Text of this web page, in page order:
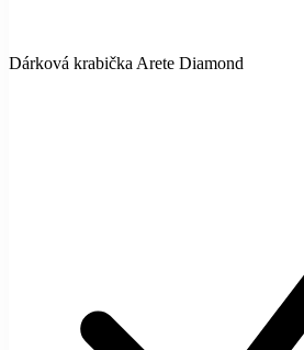
Dárková krabička Arete Diamond